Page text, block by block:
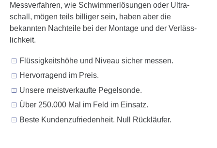
Messver­fahren, wie Schwim­mer­lösungen oder Ultra­
schall, mögen teils billiger sein, haben aber die
bekannten Nach­teile bei der Montage und der Verläss­
lichkeit.
Flüssigkeitshöhe und Niveau sicher messen.
Hervorragend im Preis.
Unsere meistverkaufte Pegelsonde.
Über 250.000 Mal im Feld im Einsatz.
Beste Kundenzufriedenheit. Null Rückläufer.